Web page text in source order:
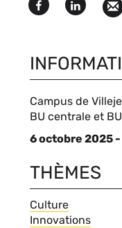
FacebookLinked
Campus de
Compléments
de
lieu
BU centrale et
6 octobre 2025
THÈMES
Thèmes
Culture
Innovations